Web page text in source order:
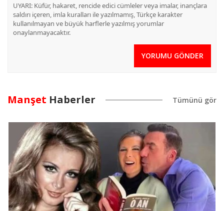
UYARI: Küfür, hakaret, rencide edici cümleler veya imalar, inançlara
saldırı içeren, imla kuralları ile yazılmamış, Türkçe karakter
kullanılmayan ve büyük harflerle yazılmış yorumlar
onaylanmayacaktır.
YORUMU GÖNDER
Manşet Haberler